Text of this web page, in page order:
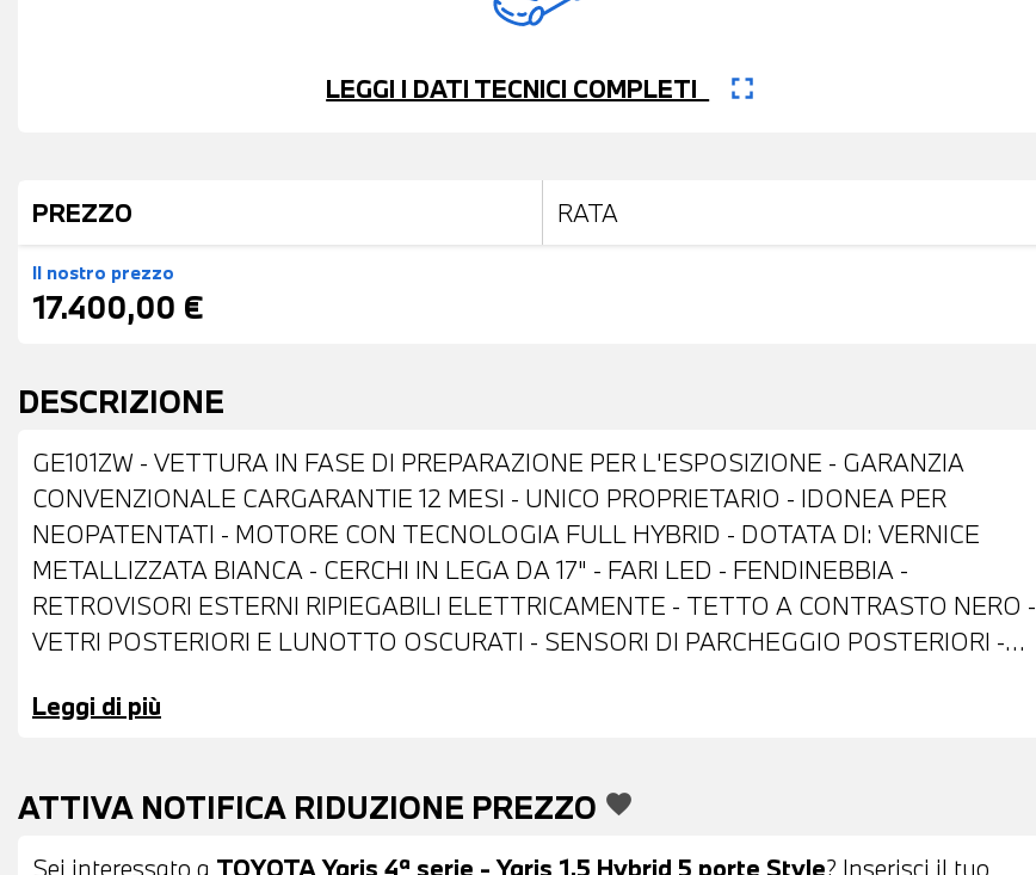
LEGGI I DATI TECNICI COMPLETI fullscreen
PREZZO RATA
Il nostro prezzo
17.400,00 €
DESCRIZIONE
GE101ZW - VETTURA IN FASE DI PREPARAZIONE PER L'ESPOSIZIONE - GARANZIA
CONVENZIONALE CARGARANTIE 12 MESI - UNICO PROPRIETARIO - IDONEA PER
NEOPATENTATI - MOTORE CON TECNOLOGIA FULL HYBRID - DOTATA DI: VERNICE
METALLIZZATA BIANCA - CERCHI IN LEGA DA 17" - FARI LED - FENDINEBBIA -
RETROVISORI ESTERNI RIPIEGABILI ELETTRICAMENTE - TETTO A CONTRASTO NERO -
VETRI POSTERIORI E LUNOTTO OSCURATI - SENSORI DI PARCHEGGIO POSTERIORI -
PELLE CON COMANDI MULTIFUNZIONE - CRUISE CONTROL - CAMBIO AUTOMATICO -
BLUETOOTH - USB - CLIMATIZZATORE AUTOMATICO BIZONA - BRACCIOLO CENTRALE
ANTERIORE - POSSIBILITA' DI PROVA - POSSIBILITA' DI PERMUTA - POSSIBILITA' DI
FINANZIAMENTO ANCHE PER L'INTERO IMPORTO
Leggi di più
ATTIVA NOTIFICA RIDUZIONE PREZZO favorite
Sei interessato a TOYOTA Yaris 4ª serie - Yaris 1.5 Hybrid 5 porte Style? Inserisci il tuo